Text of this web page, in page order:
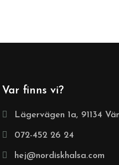
Var finns vi?
Lägervägen 1a, 91134
072-452 26 24
hej@nordiskhalsa.com